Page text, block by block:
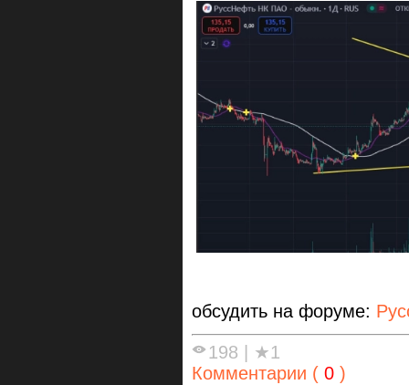
обсудить на форуме:
198
★1
Комментарии ( 0 )